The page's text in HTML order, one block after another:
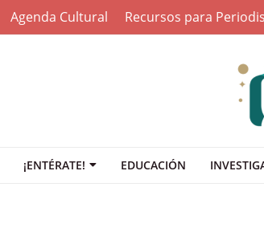
Agenda Cultural Recursos para
¡ENTÉRATE! EDUCACIÓN